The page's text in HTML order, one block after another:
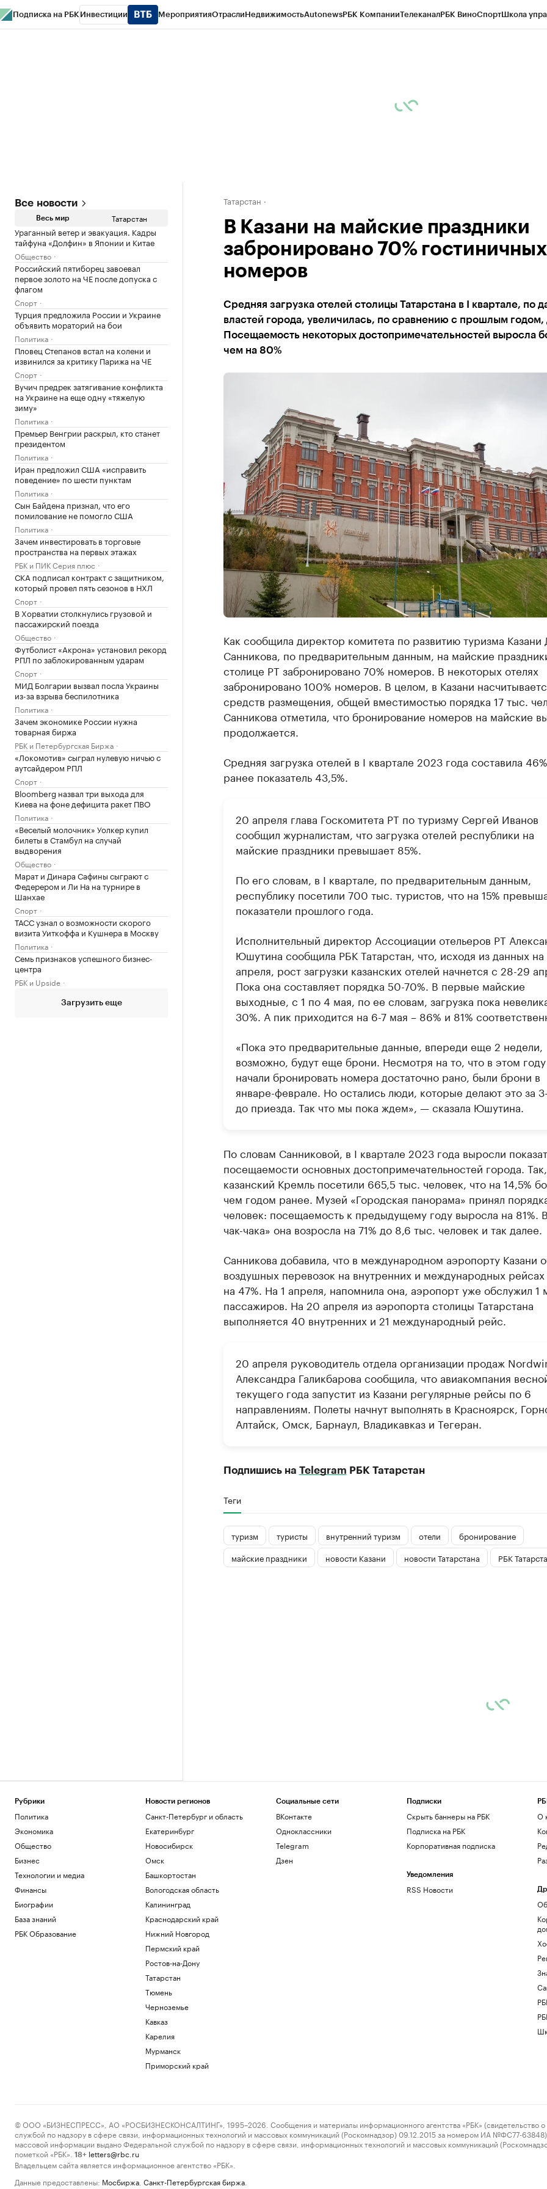
Подписка на РБК Инвестиции МероприятияОтраслиНедвижимостьAutonewsРБК КомпанииТелеканалРБК ВиноСпортШкола
Все новости
Весь мир Татарстан
Ураганный ветер и эвакуация. Кадры
тайфуна «Долфин» в Японии и Китае
Общество
Российский пятиборец завоевал
первое золото на ЧЕ после допуска с
флагом
Спорт
Турция предложила России и Украине
объявить мораторий на бои
Политика
Пловец Степанов встал на колени и
извинился за критику Парижа на ЧЕ
Спорт
Вучич предрек затягивание конфликта
на Украине на еще одну «тяжелую
зиму»
Политика
Премьер Венгрии раскрыл, кто станет
президентом
Политика
Иран предложил США «исправить
поведение» по шести пунктам
Политика
Сын Байдена признал, что его
помилование не помогло США
Политика
Зачем инвестировать в торговые
пространства на первых этажах
РБК и ПИК Серия плюс
СКА подписал контракт с защитником,
который провел пять сезонов в НХЛ
Спорт
В Хорватии столкнулись грузовой и
пассажирский поезда
Общество
Футболист «Акрона» установил рекорд
РПЛ по заблокированным ударам
Спорт
МИД Болгарии вызвал посла Украины
из-за взрыва беспилотника
Политика
Зачем экономике России нужна
товарная биржа
РБК и Петербургская Биржа
«Локомотив» сыграл нулевую ничью с
аутсайдером РПЛ
Спорт
Bloomberg назвал три выхода для
Киева на фоне дефицита ракет ПВО
Политика
«Веселый молочник» Уолкер купил
билеты в Стамбул на случай
выдворения
Общество
Марат и Динара Сафины сыграют с
Федерером и Ли На на турнире в
Шанхае
Спорт
ТАСС узнал о возможности скорого
визита Уиткоффа и Кушнера в Москву
Политика
Семь признаков успешного бизнес-
центра
РБК и Upside
Загрузить еще
Татарстан
В Казани на майские праздники
забронировано 70% гостиничных
номеров
Средняя загрузка отелей столицы Татарстана в I квартале, по
властей города, увеличилась, по сравнению с прошлым годом,
Посещаемость некоторых достопримечательностей выросла
чем на 80%
Как сообщила директор комитета по развитию туризма Казани
Санникова, по предварительным данным, на майские
столице РТ забронировано 70% номеров. В некоторых отелях
забронировано 100% номеров. В целом, в Казани
средств размещения, общей вместимостью порядка 17 тыс.
Санникова отметила, что бронирование номеров на майские
продолжается.
Средняя загрузка отелей в I квартале 2023 года составила
ранее показатель 43,5%.
20 апреля глава Госкомитета РТ по туризму Сергей Иванов
сообщил журналистам, что загрузка отелей республики на
майские праздники превышает 85%.
По его словам, в I квартале, по предварительным данным,
республику посетили 700 тыс. туристов, что на 15%
показатели прошлого года.
Исполнительный директор Ассоциации отельеров РТ
Юшутина сообщила РБК Татарстан, что, исходя из данных на
апреля, рост загрузки казанских отелей начнется с 28-29
Пока она составляет порядка 50-70%. В первые майские
выходные, с 1 по 4 мая, по ее словам, загрузка пока
30%. А пик приходится на 6-7 мая – 86% и 81%
«Пока это предварительные данные, впереди еще 2 недели,
возможно, будут еще брони. Несмотря на то, что в этом
начали бронировать номера достаточно рано, были брони в
январе-феврале. Но остались люди, которые делают это за
до приезда. Так что мы пока ждем», — сказала Юшутина.
По словам Санниковой, в I квартале 2023 года выросли
посещаемости основных достопримечательностей города. Так,
казанский Кремль посетили 665,5 тыс. человек, что на 14,5%
чем годом ранее. Музей «Городская панорама» принял
человек: посещаемость к предыдущему году выросла на 81%.
чак-чака» она возросла на 71% до 8,6 тыс. человек и так далее.
Санникова добавила, что в международном аэропорту Казани
воздушных перевозок на внутренних и международных
на 47%. На 1 апреля, напомнила она, аэропорт уже обслужил 1
пассажиров. На 20 апреля из аэропорта столицы Татарстана
выполняется 40 внутренних и 21 международный рейс.
20 апреля руководитель отдела организации продаж
Александра Галикбарова сообщила, что авиакомпания
текущего года запустит из Казани регулярные рейсы по 6
направлениям. Полеты начнут выполнять в Красноярск,
Алтайск, Омск, Барнаул, Владикавказ и Тегеран.
Подпишись на Telegram РБК Татарстан
Теги
туризм туристы внутренний туризм отели
бронирование
майские праздники
новости Казани новости Татарстана РБК
Рубрики
Политика
Экономика
Общество
Бизнес
Технологии и медиа
Финансы
Биографии
База знаний
РБК Образование
Новости регионов
Санкт-Петербург и область
Екатеринбург
Новосибирск
Омск
Башкортостан
Вологодская область
Калининград
Краснодарский край
Нижний Новгород
Пермский край
Ростов-на-Дону
Татарстан
Тюмень
Черноземье
Кавказ
Карелия
Мурманск
Приморский край
Социальные сети
ВКонтакте
Одноклассники
Telegram
Дзен
Подписки
Скрыть баннеры на РБК
Подписка на РБК
Корпоративная подписка
Уведомления
RSS Новости
О
© ООО «БИЗНЕСПРЕСС», АО «РОСБИЗНЕСКОНСАЛТИНГ», 1995–2026. Сообщения и материалы информационного агентства «РБК» (свидетельство о
службой по надзору в сфере связи, информационных технологий и массовых коммуникаций (Роскомнадзор) 09.12.2015 за номером ИА №ФС77-63848)
массовой информации выдано Федеральной службой по надзору в сфере связи, информационных технологий и массовых коммуникаций
пометкой «РБК».
18+ letters@rbc.ru
Владельцем сайта является информационное агентство «РБК».
Данные предоставлены: Мосбиржа Санкт-Петербургская биржа